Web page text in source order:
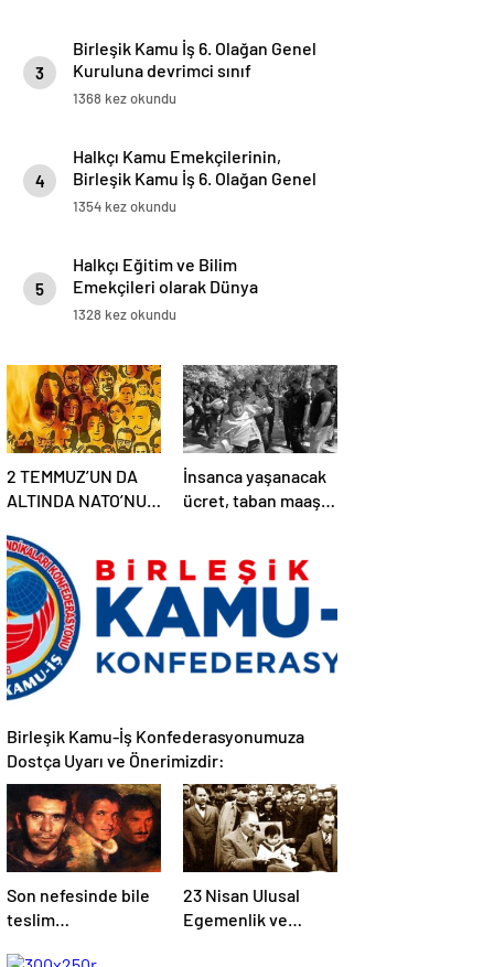
3
Birleşik Kamu İş 6. Olağan Genel
Kuruluna devrimci sınıf
sendikacılığı bayrağını
1368 kez okundu
4
Halkçı Kamu Emekçilerinin,
Birleşik Kamu İş 6. Olağan Genel
Kurul Bildirgesi
1354 kez okundu
5
Halkçı Eğitim ve Bilim
Emekçileri olarak Dünya
Sendikalar Federasyonu
Olağan Kongresine katıldık
1328 kez okundu
2 TEMMUZ’UN DA
ALTINDA NATO’NUN
İMZASI VARDIR!
İnsanca yaşanacak
ücret, taban maaş
bilimsel,
demokratik, parasız
bir eğitim sistemi
sağlanana dek
mücadelemizi
Birleşik Kamu-İş Konfederasyonumuza
Dostça Uyarı ve Önerimizdir:
Son nefesinde bile
teslim
23 Nisan Ulusal
Egemenlik ve